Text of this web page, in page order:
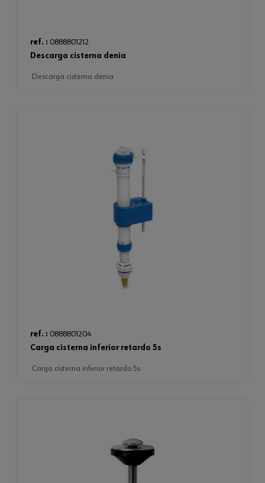
ref. : 0888801212
descarga cisterna denia
descarga cisterna denia
ref. : 0888801204
carga cisterna inferior retardo 5s
carga cisterna inferior retardo 5s